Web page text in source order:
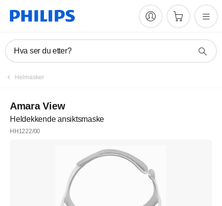
Hva ser du etter?
Helmasker
Amara View
Heldekkende ansiktsmaske
HH1222/00